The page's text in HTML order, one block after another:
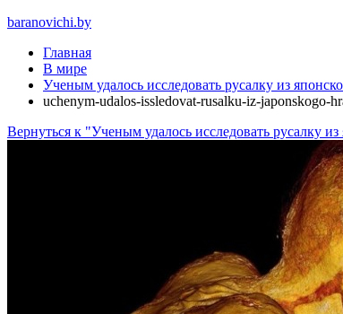
baranovichi.by
Главная
В мире
Ученым удалось исследовать русалку из
uchenym-udalos-issledovat-rusalku-iz-japonskogo-
Вернуться к "Ученым удалось исследовать русалку